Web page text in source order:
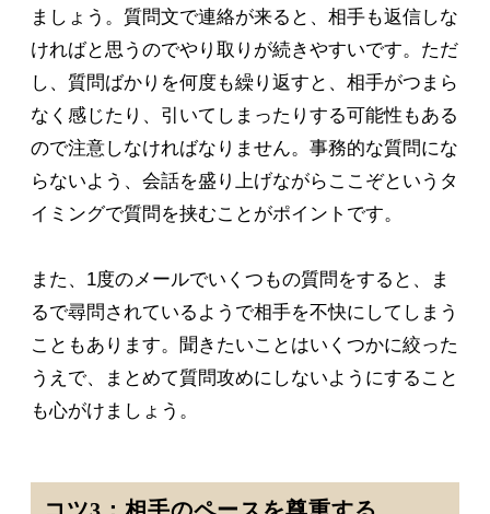
ましょう。質問文で連絡が来ると、相手も返信しな
ければと思うのでやり取りが続きやすいです。ただ
し、質問ばかりを何度も繰り返すと、相手がつまら
なく感じたり、引いてしまったりする可能性もある
ので注意しなければなりません。事務的な質問にな
らないよう、会話を盛り上げながらここぞというタ
イミングで質問を挟むことがポイントです。
また、1度のメールでいくつもの質問をすると、ま
るで尋問されているようで相手を不快にしてしまう
こともあります。聞きたいことはいくつかに絞った
うえで、まとめて質問攻めにしないようにすること
も心がけましょう。